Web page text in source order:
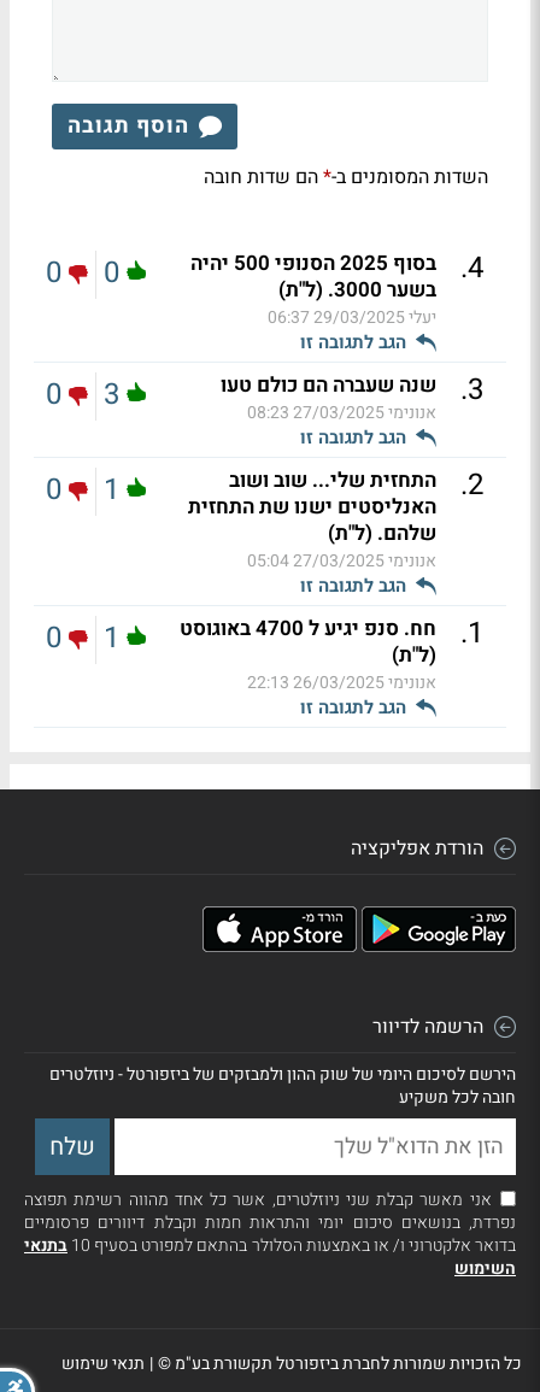
הוסף תגובה
השדות המסומנים ב-*הם שדות חובה
4
.
בסוף 2025 הסנופי 500 יהיה
בשער 3000. (ל"ת)
יעלי29/03/2025 06:37
הגב לתגובה זו
0
0
3
. שנה שעברה הם כולם טעו
אנונימי27/03/2025 08:23
הגב לתגובה זו
3
0
2
.
התחזית שלי... שוב ושוב
האנליסטים ישנו שת התחזית
שלהם. (ל"ת)
אנונימי27/03/2025 05:04
הגב לתגובה זו
1
0
1
.
חח. סנפ יגיע ל 4700 באוגוסט
(ל"ת)
אנונימי26/03/2025 22:13
הגב לתגובה זו
1
0
הורדת אפליקציה
הרשמה לדיוור
הירשם לסיכום היומי של שוק ההון ולמבזקים של ביזפורטל - ניוזלטרים
חובה לכל משקיע
אני מאשר קבלת שני ניוזלטרים, אשר כל אחד מהווה רשימת תפוצה
נפרדת, בנושאים סיכום יומי והתראות חמות וקבלת דיוורים פרסומיים
בדואר אלקטרוני ו/ או באמצעות הסלולר בהתאם למפורט בסעיף 10
בתנאי
השימוש
כל הזכויות שמורות לחברת ביזפורטל תקשורת בע"מ ©| תנאי שימוש